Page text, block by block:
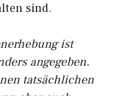
sind.
ist
angegeben.
tatsächlichen